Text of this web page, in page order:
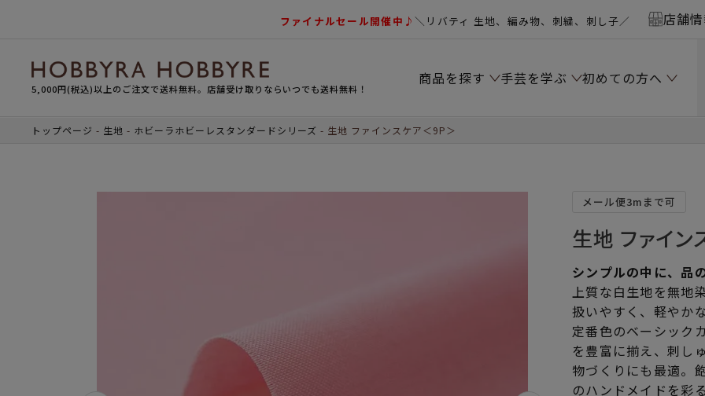
ファイナルセール開催中♪＼リバティ 生地、編み物、刺繍、刺し子／ 店舗
5,000円(税込)以上のご注文で送料無料。店舗受け取りならいつでも送料無料！
商品を探す 手芸を学ぶ 初めての方へ
トップページ 生地 ホビーラホビーレスタンダードシリーズ 生地 ファインスケア＜9P＞
メール便3mまで可
生地 ファイン
シンプルの中に、品
上質な白生地を無地
扱いやすく、軽やか
定番色のベーシック
を豊富に揃え、刺し
物づくりにも最適。
のハンドメイドを彩